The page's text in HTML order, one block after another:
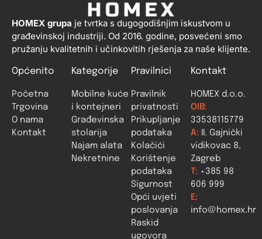
HOMEX grupa je tvrtka s dugogodišnjim iskustvom u
građevinskoj industriji. Od 2016. godine, posvećeni smo
pružanju kvalitetnih i učinkovitih rješenja za naše klijente.
Općenito
Početna
Trgovina
O nama
Kontakt
Kategorije
Mobilne kuće
i kontejneri
Građevinska
stolarija
Najam alata
Nekretnine
Pravilnici
Pravilnik
privatnosti
Prikupljanje
podataka
Kolačići
Korištenje
podataka
Sigurnost
Opći uvjeti
poslovanja
Raskid
ugovora
Kontakt
HOMEX d.o.o.
OIB:
33538115779
A: II. Gajnički
vidikovac 8,
Zagreb
T: +385 98
606 999
E:
info@homex.hr